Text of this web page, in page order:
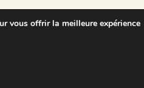
rejoindre
vous offrir la meilleure expérience